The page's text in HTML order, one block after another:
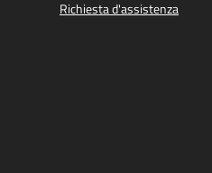
Richiesta d'assistenza